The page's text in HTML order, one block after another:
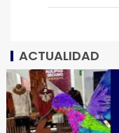
ACTUALIDAD